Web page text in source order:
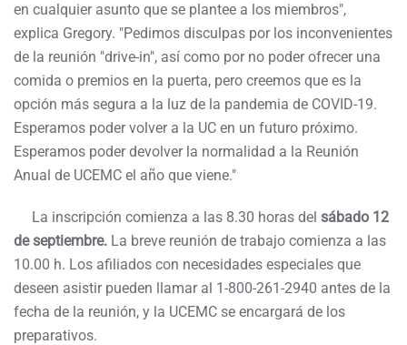
en cualquier asunto que se plantee a los miembros",
explica Gregory. "Pedimos disculpas por los inconvenientes
de la reunión "drive-in", así como por no poder ofrecer una
comida o premios en la puerta, pero creemos que es la
opción más segura a la luz de la pandemia de COVID-19.
Esperamos poder volver a la UC en un futuro próximo.
Esperamos poder devolver la normalidad a la Reunión
Anual de UCEMC el año que viene."
La inscripción comienza a las 8.30 horas del sábado 12
de septiembre. La breve reunión de trabajo comienza a las
10.00 h. Los afiliados con necesidades especiales que
deseen asistir pueden llamar al 1-800-261-2940 antes de la
fecha de la reunión, y la UCEMC se encargará de los
preparativos.